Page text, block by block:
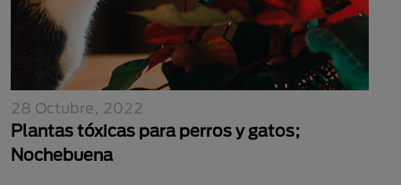
28 Octubre, 2022
Plantas tóxicas para perros y gatos;
Nochebuena